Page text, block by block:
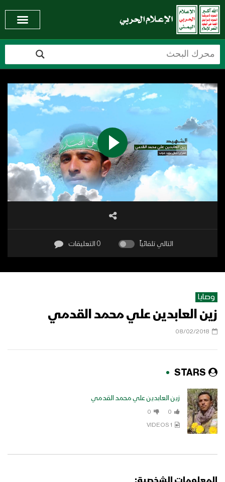
التالي تلقائياً 0 التعليقات
وصايا
زين العابدين علي محمد القدمي
08/02/2018
STARS
زين العابدين علي محمد القدمي
0
0
1 VIDEOS